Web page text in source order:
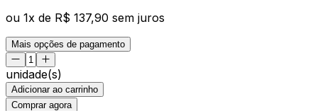
ou 1x de R$ 137,90 sem juros
Mais opções de pagamento
unidade(s)
Adicionar ao carrinho
Comprar agora